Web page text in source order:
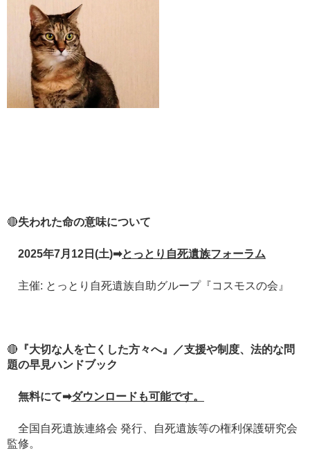
🔴失われた命の意味について
2025年7月12日(土)➡とっとり自死遺族フォーラム
主催: とっとり自死遺族自助グループ『コスモスの会』
🔴 『大切な人を亡くした方々へ』／支援や制度、法的な問
題の早見ハンドブック
無料にて➡ダウンロードも可能です。
全国自死遺族連絡会 発行、自死遺族等の権利保護研究会
監修。